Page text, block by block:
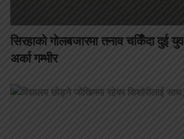
सिरहाको गोलबजारमा तनाव चर्किँदा दुई
अर्का गम्भीर